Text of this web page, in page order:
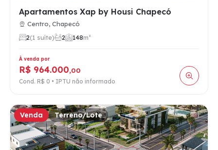
Apartamentos Xap by Housi Chapecó
Centro, Chapecó
2(1 suíte) 2 148m²
À venda por
R$ 964.000,00
Cond. R$ 0 • IPTU não informado
Venda Terreno/Lote